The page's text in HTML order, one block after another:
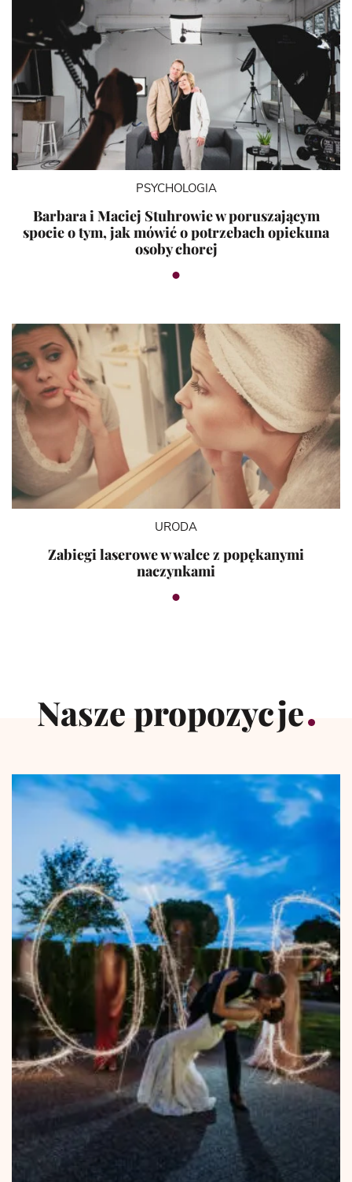
PSYCHOLOGIA
Barbara i Maciej Stuhrowie w poruszającym
spocie o tym, jak mówić o potrzebach opiekuna
osoby chorej
URODA
Zabiegi laserowe w walce z popękanymi
naczynkami
Nasze propozycje